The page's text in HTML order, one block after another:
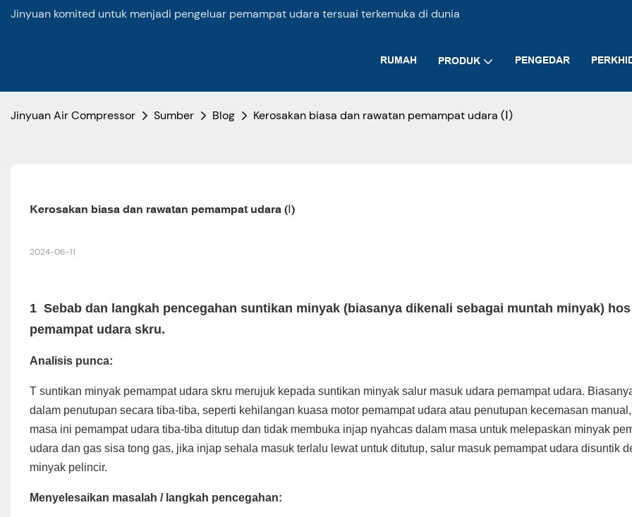
Jinyuan komited untuk menjadi pengeluar pemampat udara tersuai terkemuka di dunia
RUMAH PRODUK PENGEDAR
Jinyuan Air Compressor Sumber Blog Kerosakan biasa dan rawatan pemampat udara (Ⅰ)
Kerosakan biasa dan rawatan pemampat udara (Ⅰ)
2024-06-11
1 Sebab dan langkah pencegahan suntikan minyak (biasanya dikenali sebagai muntah minyak) hos
pemampat udara skru.
Analisis punca:
Tsuntikan minyak pemampat udara skru merujuk kepada suntikan minyak salur masuk udara pemampat udara.
dalam penutupan secara tiba-tiba, seperti kehilangan kuasa motor pemampat udara atau penutupan kecemasan
masa ini pemampat udara tiba-tiba ditutup dan tidak membuka injap nyahcas dalam masa untuk melepaskan minyak
udara dan gas sisa tong gas, jika injap sehala masuk terlalu lewat untuk ditutup, salur masuk pemampat udara disuntik
minyak pelincir.
Menyelesaikan masalah / langkah pencegahan: